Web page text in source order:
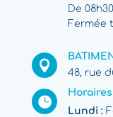
De
Fermée

48, rue

Lundi :